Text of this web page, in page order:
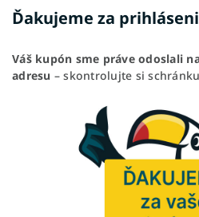
Ďakujeme za
Váš kupón sme práve odoslali
adresu – skontrolujte si